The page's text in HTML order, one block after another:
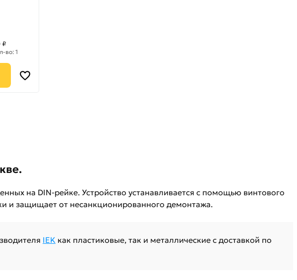
₽
во: 1
на DIN-рейке. Устройство устанавливается с помощью винтового
и защищает от несанкционированного демонтажа.
IEK как пластиковые, так и металлические с доставкой по